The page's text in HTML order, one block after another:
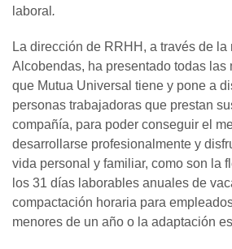
laboral .
La dirección de RRHH, a través de
Alcobendas, ha presentado todas las
que Mutua Universal tiene y pone a
personas trabajadoras que prestan
compañía, para poder conseguir el
desarrollarse profesionalmente y
vida personal y familiar, como son la
los 31 días laborables anuales de
compactación horaria para
menores de un año o la adaptación